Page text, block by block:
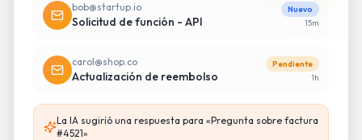
bob@startup.io
Solicitud de función - API
Nuevo
15m
carol@shop.co
Actualización de reembolso
Pendiente
1h
La IA sugirió una respuesta para «Pregunta sobre factura
#4521»